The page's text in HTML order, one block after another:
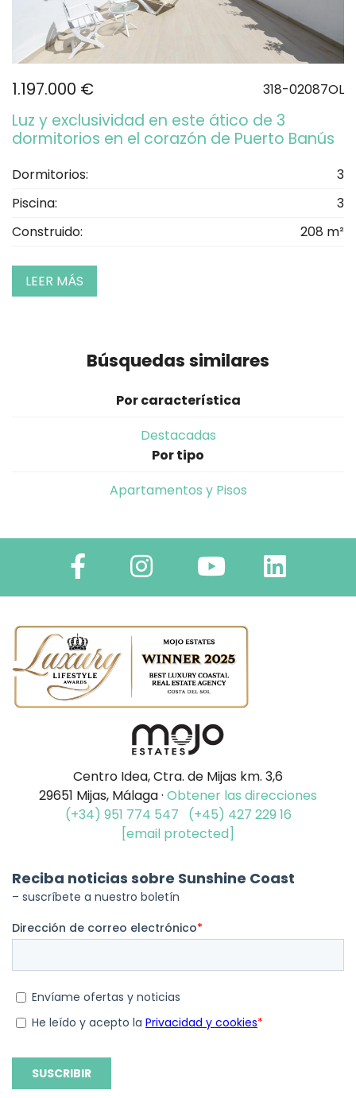
1.197.000 € 318-02087OL
Luz y exclusividad en este ático de 3
dormitorios en el corazón de Puerto Banús
Dormitorios:
3
Piscina:
3
Construido:
208 m²
LEER MÁS
Búsquedas similares
Por característica
Destacadas
Por tipo
Apartamentos y Pisos
Centro Idea, Ctra. de Mijas km. 3,6
29651 Mijas, Málaga · Obtener las direcciones
(+34) 951 774 547
(+45) 427 229 16
[email protected]